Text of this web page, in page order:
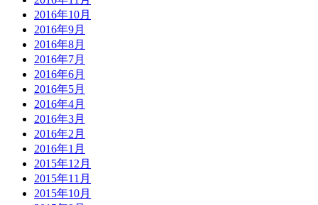
2016年10月
2016年9月
2016年8月
2016年7月
2016年6月
2016年5月
2016年4月
2016年3月
2016年2月
2016年1月
2015年12月
2015年11月
2015年10月